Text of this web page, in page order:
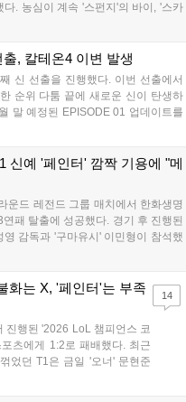
. 농심이 계속 '스펀지'의 바이, '스카
터 잡은 주도권을 계속 잘 굴렸다.
, 칼테온4 이변 발생
신 선출을 진행했다. 이번 선출에서
순위 다툼 끝에 새로운 신이 탄생하
말 예정된 EPISODE 01 업데이트를
며, 이를 통해 추후 주신 및 절대신에
신예 '페인터' 깜짝 기용에 "메
운드 레전드 그룹 매치에서 한화생명
패 탈출에 성공했다. 경기 후 진행된
감독과 '구마유시' 이민형이 참석했
독은 "오랜만에 승리해 기분이 좋고,
화는 X, '페인터'는 부족
진행된 '2026 LoL 챔피언스 코
츠에게 1:2로 패배했다. 최근
었던 T1은 금일 '오너' 문현준
시키는 강수를 뒀으나 결국
14